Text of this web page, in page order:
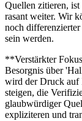
Quellen zitieren, ist
rasant weiter. Wir
noch
sein werden.
**Verstärkter
Besorgnis über
wird der Druck
steigen, die
glaubwürdiger
expliziteren und